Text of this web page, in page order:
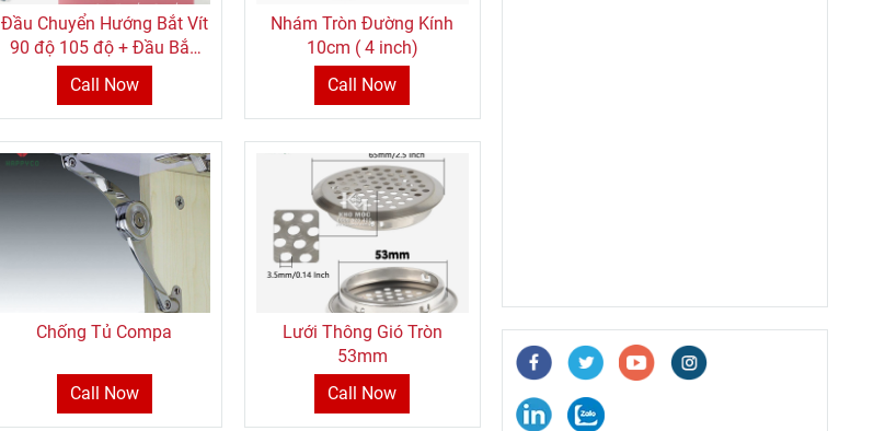
Đầu Chuyển Hướng Bắt Vít
90 độ 105 độ + Đầu Bắn
Vít ngắn - Lắp vào máy
Khoan Vặn Vít
Call Now
Nhám Tròn Đường Kính
10cm ( 4 inch)
Call Now
Chống Tủ Compa
Call Now
Lưới Thông Gió Tròn
53mm
Call Now